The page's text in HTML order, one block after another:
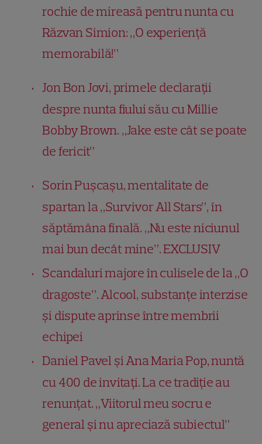
rochie de mireasă pentru nunta cu
Răzvan Simion: „O experiență
memorabilă!”
Jon Bon Jovi, primele declarații
despre nunta fiului său cu Millie
Bobby Brown. „Jake este cât se poate
de fericit”
Sorin Pușcașu, mentalitate de
spartan la „Survivor All Stars”, în
săptămâna finală. „Nu este niciunul
mai bun decât mine”. EXCLUSIV
Scandaluri majore în culisele de la „O
dragoste”. Alcool, substanțe interzise
și dispute aprinse între membrii
echipei
Daniel Pavel și Ana Maria Pop, nuntă
cu 400 de invitați. La ce tradiție au
renunțat. „Viitorul meu socru e
general și nu apreciază subiectul”